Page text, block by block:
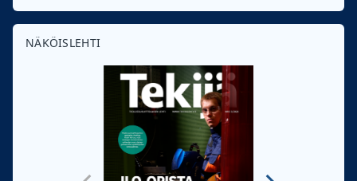
NÄKÖISLEHTI